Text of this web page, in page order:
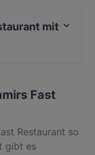
in Wien -
bei Damirs
mit
Fast
Restaurant so
gibt es